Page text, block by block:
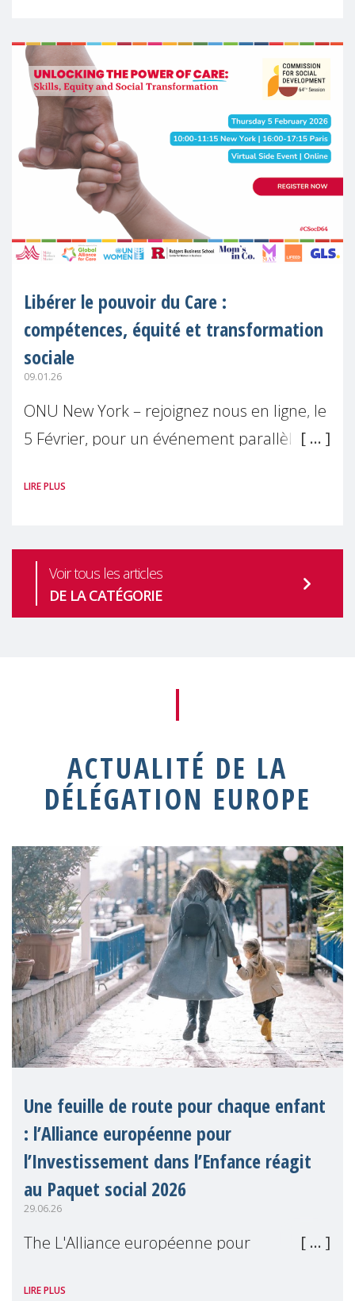
Libérer le pouvoir du Care :
compétences, équité et transformation
sociale
09.01.26
ONU New York – rejoignez nous en ligne, le
5 Février, pour un événement parallèle
Commission des Nations Unies pour le
LIRE PLUS
Voir tous les articles
DE LA CATÉGORIE
ACTUALITÉ DE LA
DÉLÉGATION EUROPE
Une feuille de route pour chaque enfant
: l’Alliance européenne pour
l’Investissement dans l’Enfance réagit
au Paquet social 2026
29.06.26
The L'Alliance européenne pour
LIRE PLUS